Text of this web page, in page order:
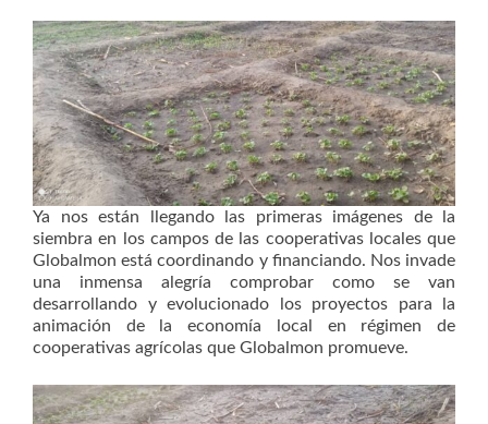
Ya nos están llegando las primeras imágenes de la
siembra en los campos de las cooperativas locales que
Globalmon está coordinando y financiando. Nos invade
una inmensa alegría comprobar como se van
desarrollando y evolucionado los proyectos para la
animación de la economía local en régimen de
cooperativas agrícolas que Globalmon promueve.